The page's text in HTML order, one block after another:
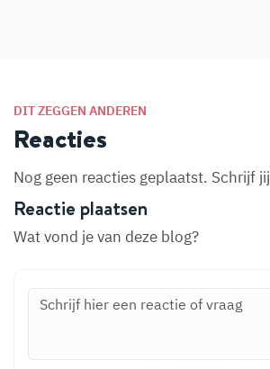
DIT ZEGGEN ANDEREN
Reacties
Nog geen reacties geplaatst. Schrijf
Reactie plaatsen
Wat vond je van deze blog?